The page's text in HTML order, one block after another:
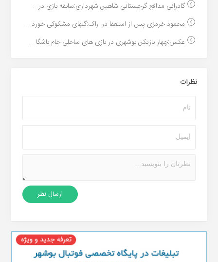
گادرانی مدافع گرجستانی شاهین شهرداری:سابقه بازی در...
محمود خرمزی پس از استعفا در اراک:گلهای مشکوکی خورد...
عکس:چهار بازیکن بوشهری در بازی های ساحلی جام باشگا...
نظرات